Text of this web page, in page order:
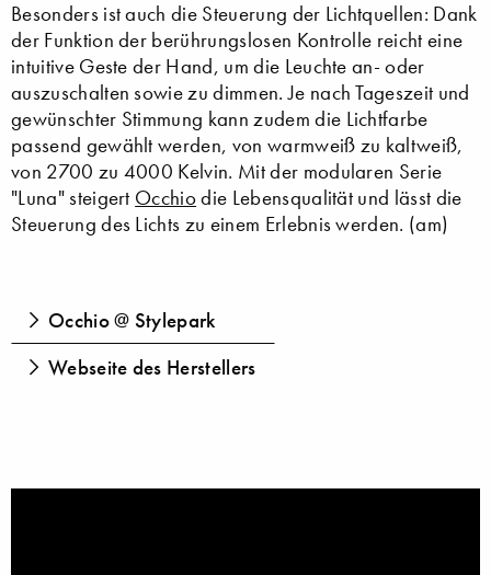
Besonders ist auch die Steuerung der Lichtquellen: Dank
der Funktion der berührungslosen Kontrolle reicht eine
intuitive Geste der Hand, um die Leuchte an- oder
auszuschalten sowie zu dimmen. Je nach Tageszeit und
gewünschter Stimmung kann zudem die Lichtfarbe
passend gewählt werden, von warmweiß zu kaltweiß,
von 2700 zu 4000 Kelvin. Mit der modularen Serie
"Luna" steigert Occhiodie Lebensqualität und lässt die
Steuerung des Lichts zu einem Erlebnis werden. (am)
Occhio @ Stylepark
Webseite des Herstellers